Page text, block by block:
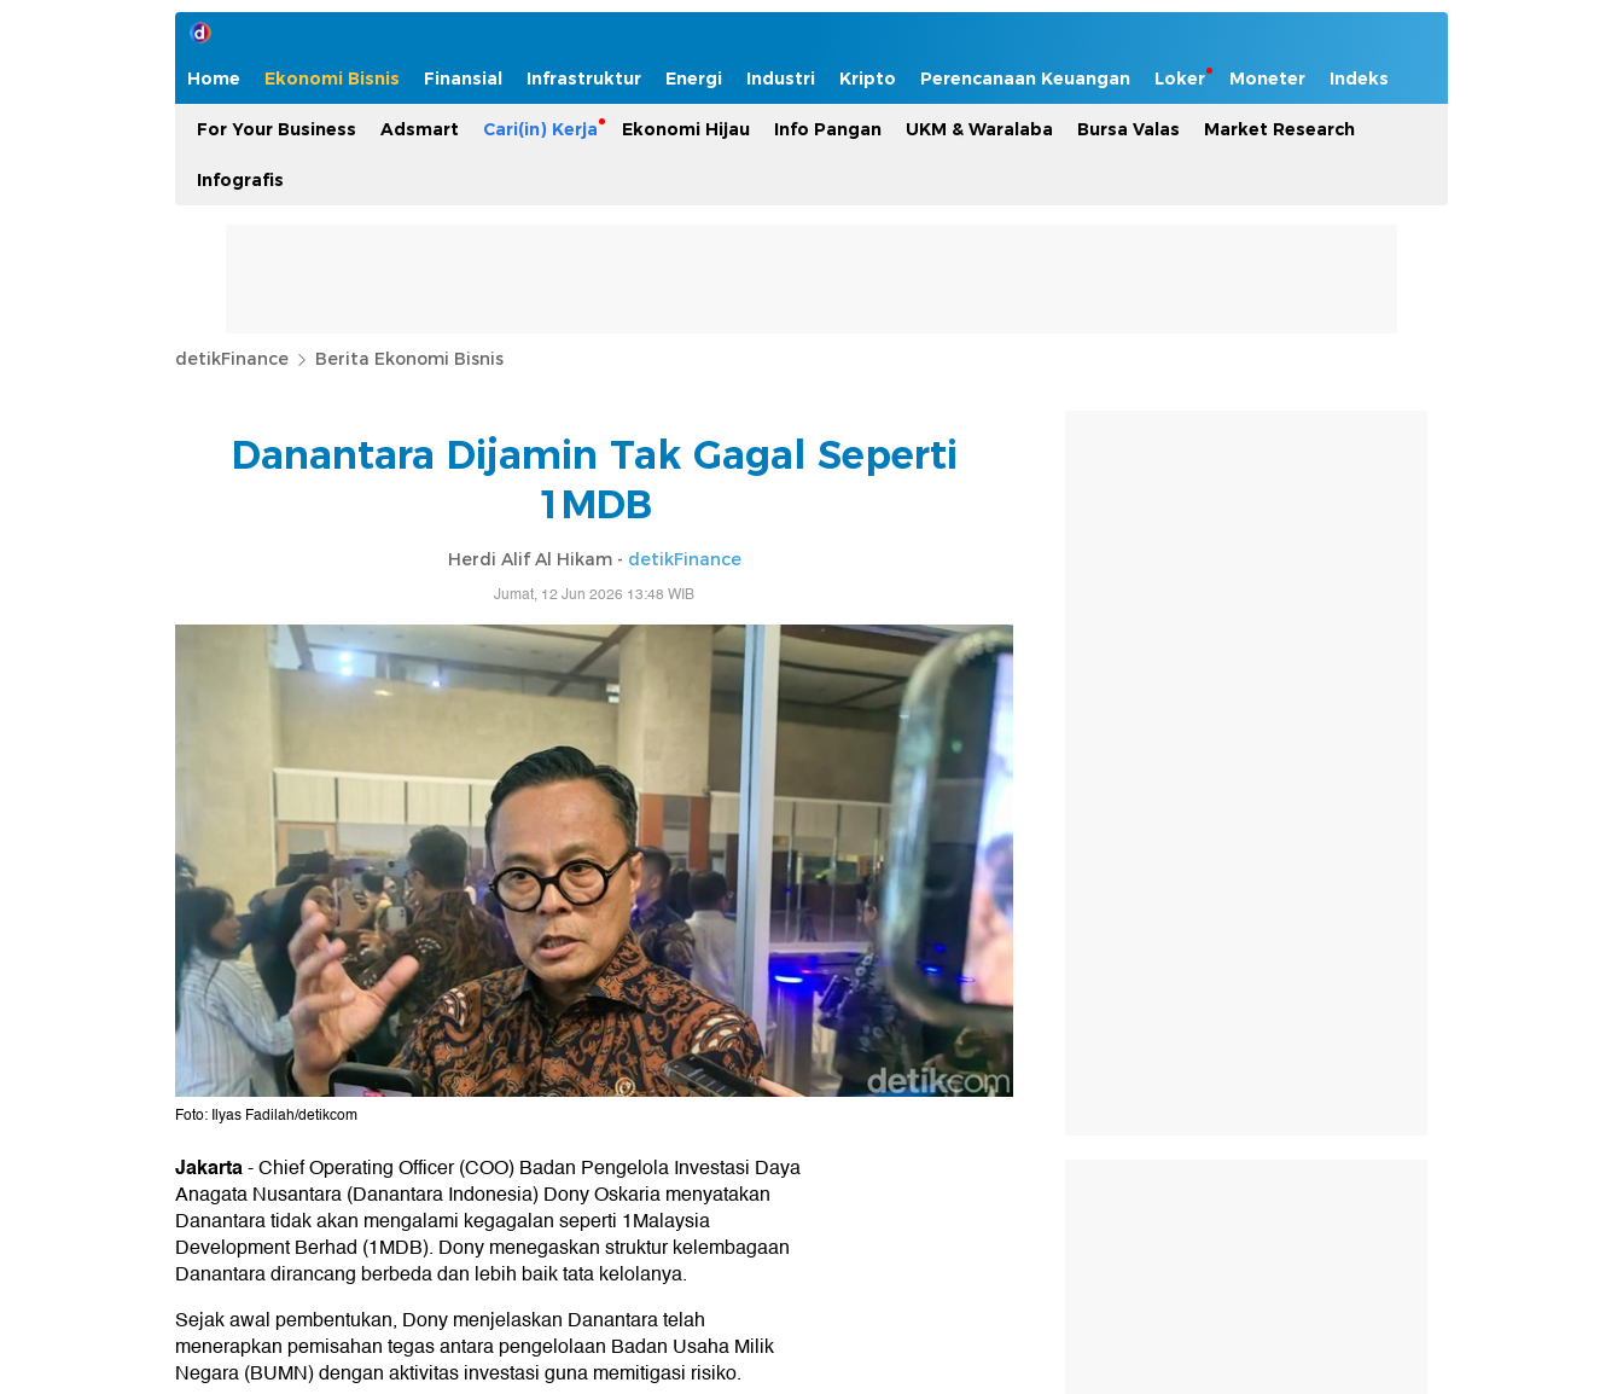
Home Ekonomi Bisnis Finansial Infrastruktur Energi Industri Kripto Perencanaan Keuangan Loker Moneter Indeks
For Your Business Adsmart Cari(in) Kerja Ekonomi Hijau Info Pangan UKM & Waralaba Bursa Valas Market Research
Infografis
detikFinance Berita Ekonomi Bisnis
Danantara Dijamin Tak Gagal Seperti
1MDB
Herdi Alif Al Hikam - detikFinance
Jumat, 12 Jun 2026 13:48 WIB
Foto: Ilyas Fadilah/detikcom
Jakarta-Chief Operating Officer (COO) Badan Pengelola Investasi Daya
Anagata Nusantara (Danantara Indonesia) Dony Oskaria menyatakan
Danantara tidak akan mengalami kegagalan seperti 1Malaysia
Development Berhad (1MDB). Dony menegaskan struktur kelembagaan
Danantara dirancang berbeda dan lebih baik tata kelolanya.
Sejak awal pembentukan, Dony menjelaskan Danantara telah
menerapkan pemisahan tegas antara pengelolaan Badan Usaha Milik
Negara (BUMN) dengan aktivitas investasi guna memitigasi risiko.